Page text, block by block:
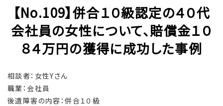
【No.109】併合１０級認定の４０代
会社員の女性について、賠償金１０
８４万円の獲得に成功した事例
相談者：女性Yさん
職業：会社員
後遺障害の内容：併合１０級